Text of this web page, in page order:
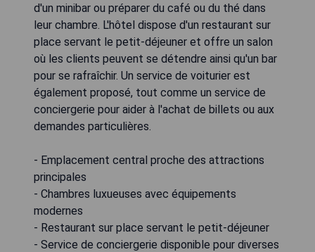
d'un minibar ou préparer du café ou du thé dans
leur chambre. L'hôtel dispose d'un restaurant sur
place servant le petit-déjeuner et offre un salon
où les clients peuvent se détendre ainsi qu'un bar
pour se rafraîchir. Un service de voiturier est
également proposé, tout comme un service de
conciergerie pour aider à l'achat de billets ou aux
demandes particulières.
- Emplacement central proche des attractions
principales
- Chambres luxueuses avec équipements
modernes
- Restaurant sur place servant le petit-déjeuner
- Service de conciergerie disponible pour diverses